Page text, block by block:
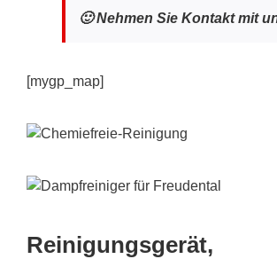
🙂 Nehmen Sie Kontakt mit
[mygp_map]
Reinigungsgerät,